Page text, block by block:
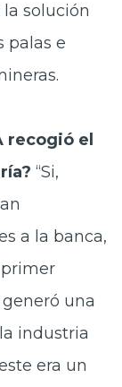
solución
palas e
recogió el
“Si,
a la banca,
una
industria
era un